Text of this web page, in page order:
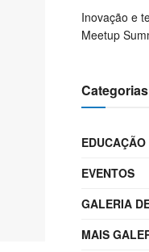
Inovação e
Meetup
Categorias
EDUCAÇÃO
EVENTOS
GALERIA
MAIS